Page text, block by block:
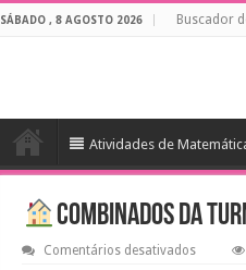
SÁBADO , 8 AGOSTO 2026 Buscador
Atividades de
Combinados da
Comentários desativadosem